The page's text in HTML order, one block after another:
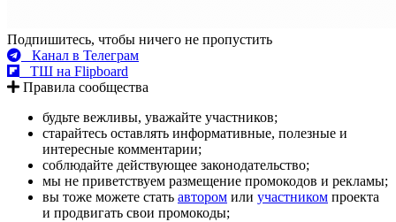
Подпишитесь, чтобы ничего не пропустить
Канал в Телеграм
ТШ на Flipboard
Правила сообщества
будьте вежливы, уважайте участников;
старайтесь оставлять информативные, полезные и
интересные комментарии;
соблюдайте действующее законодательство;
мы не приветствуем размещение промокодов и рекламы;
вы тоже можете стать автором или участником проекта
и продвигать свои промокоды;